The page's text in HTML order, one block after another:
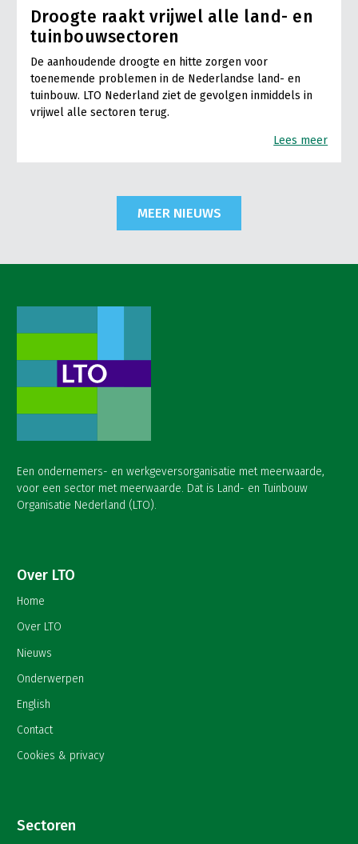
Droogte raakt vrijwel alle land- en
tuinbouwsectoren
De aanhoudende droogte en hitte zorgen voor
toenemende problemen in de Nederlandse land- en
tuinbouw. LTO Nederland ziet de gevolgen inmiddels in
vrijwel alle sectoren terug.
Lees meer
MEER NIEUWS
Een ondernemers- en werkgeversorganisatie met meerwaarde,
voor een sector met meerwaarde. Dat is Land- en Tuinbouw
Organisatie Nederland (LTO).
Over LTO
Home
Over LTO
Nieuws
Onderwerpen
English
Contact
Cookies & privacy
Sectoren